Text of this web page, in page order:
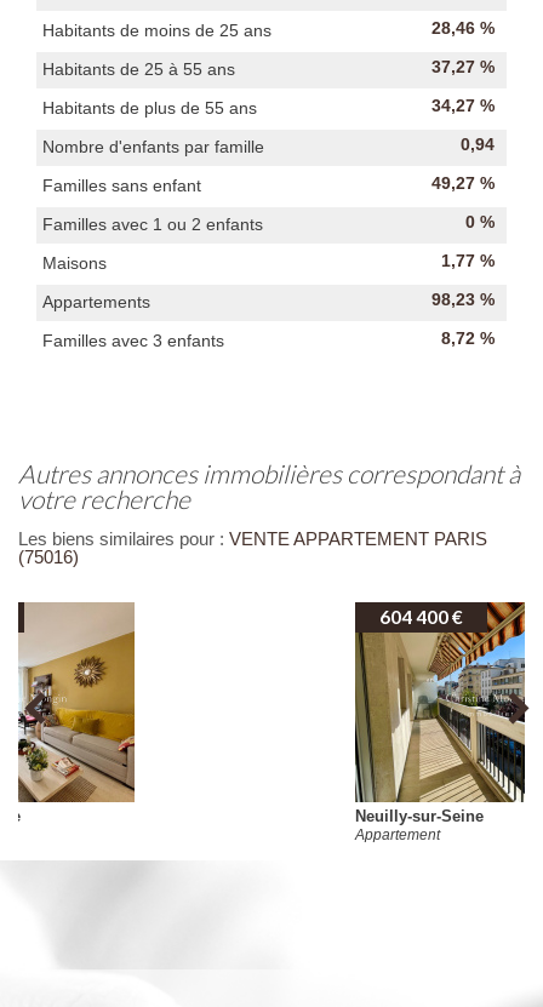
Habitants de moins de 25 ans 28,46 %
Habitants de 25 à 55 ans 37,27 %
Habitants de plus de 55 ans 34,27 %
Nombre d'enfants par famille 0,94
Familles sans enfant 49,27 %
Familles avec 1 ou 2 enfants 0 %
Maisons 1,77 %
Appartements 98,23 %
Familles avec 3 enfants 8,72 %
autres annonces immobilières correspondant à
votre recherche
Les biens similaires pour : VENTE APPARTEMENT PARIS
(75016)